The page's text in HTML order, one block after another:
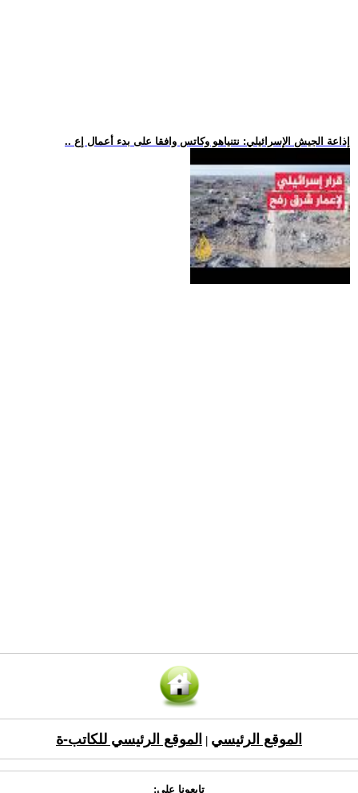
.. إذاعة الجيش الإسرائيلي: نتنياهو وكاتس وافقا على بدء أعمال إع
الموقع الرئيسي الموقع الرئيسي للكاتب-ة
تابعونا على: